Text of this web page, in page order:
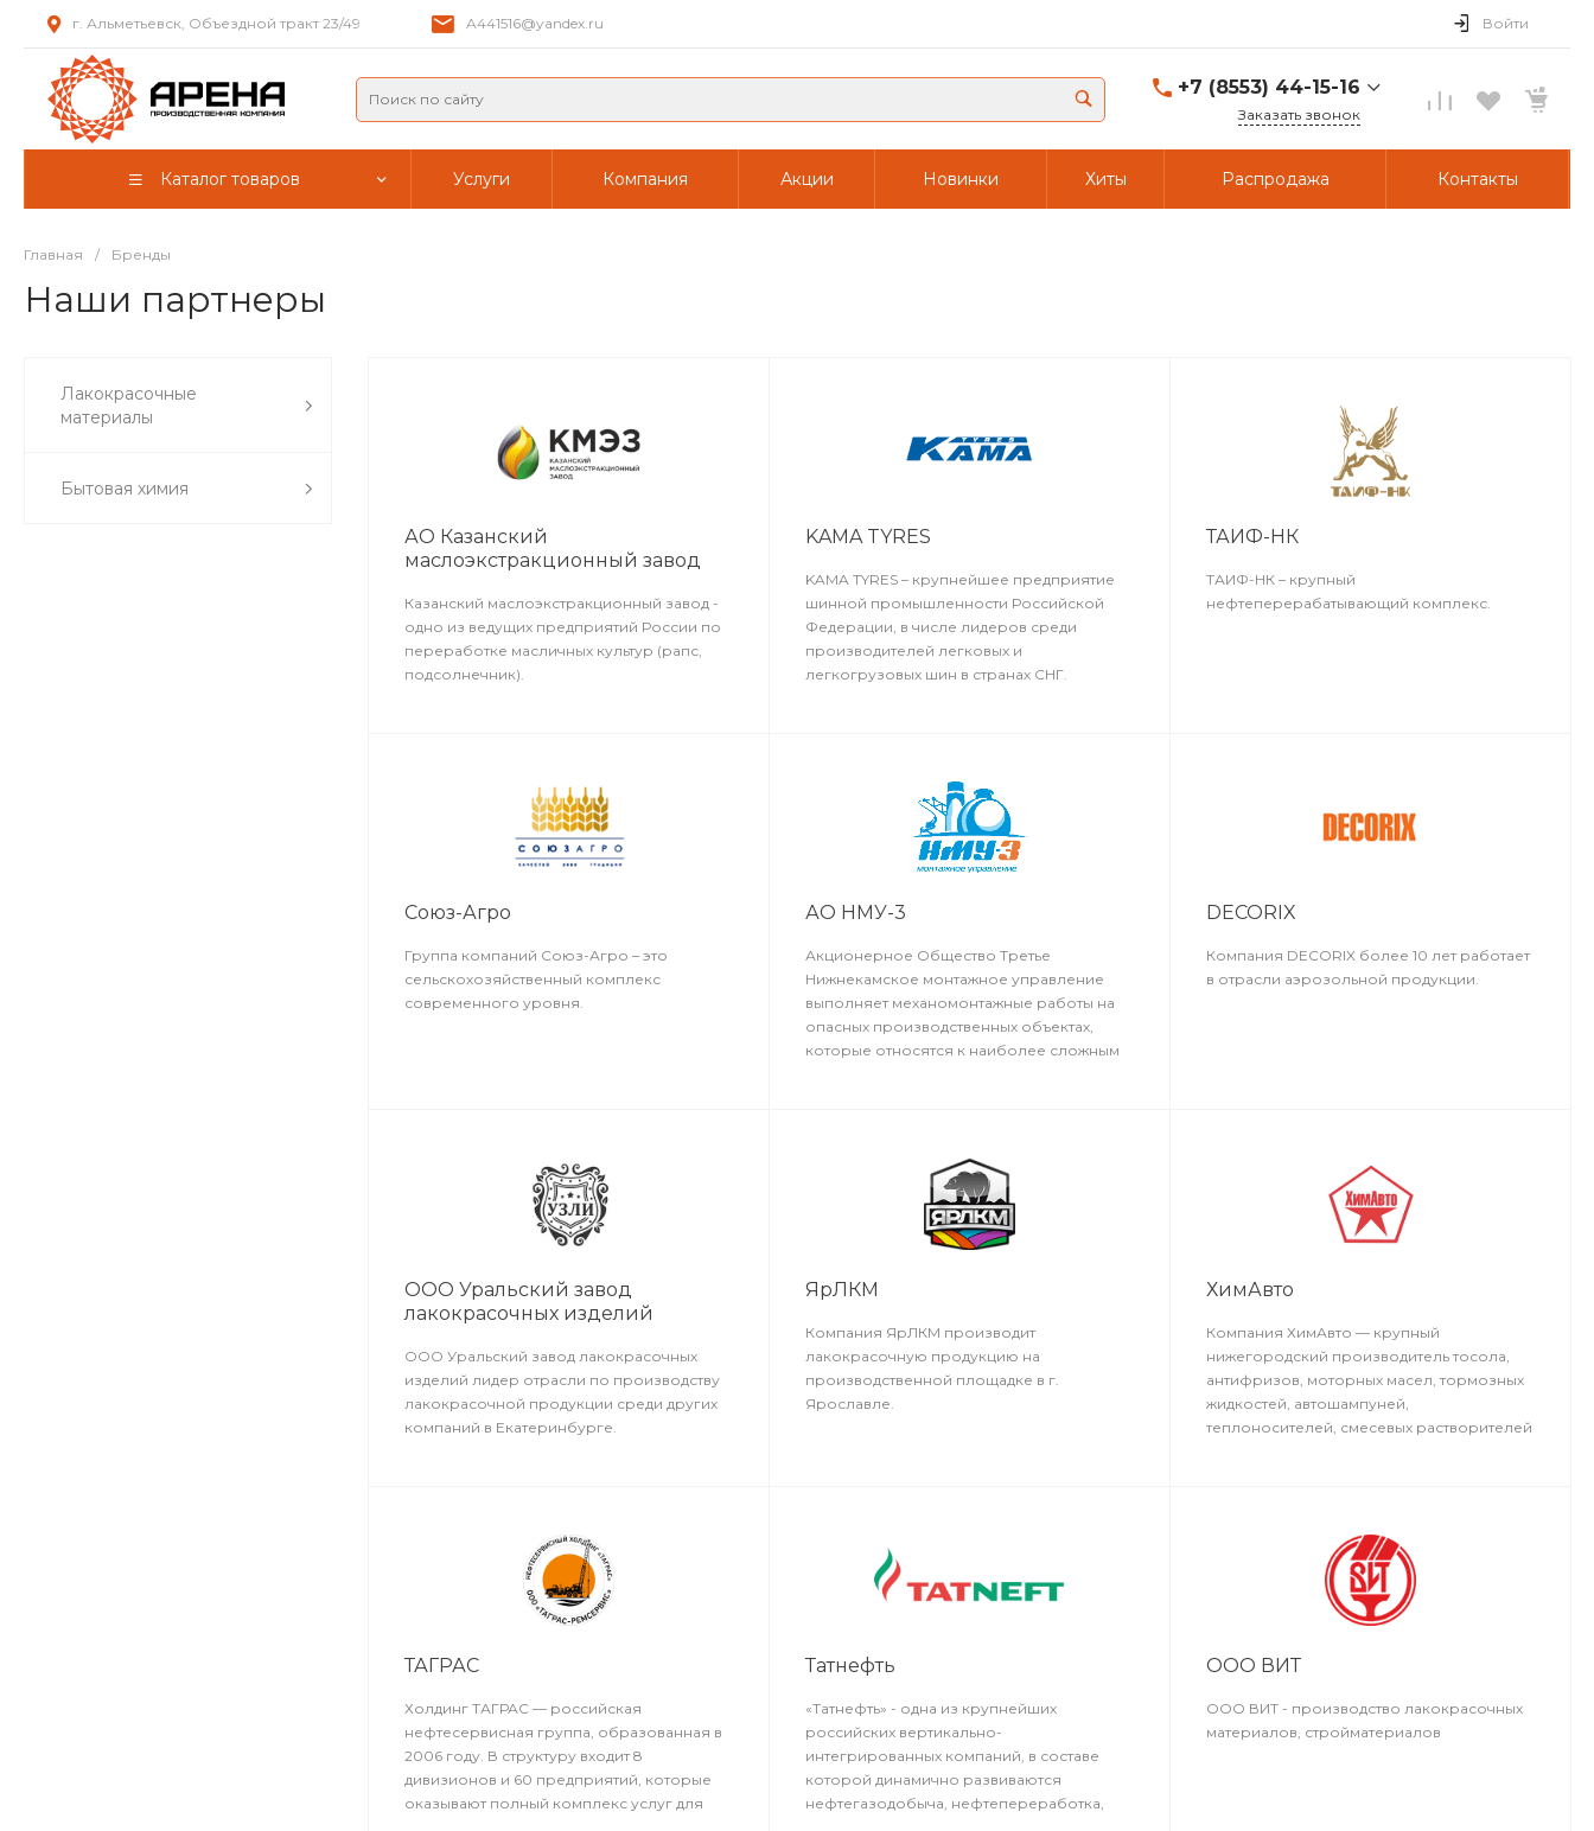
г. Альметьевск, Объездной тракт 23/49 A441516@yandex.ru Войти
+7 (8553) 44-15-16
г. Альметьевск,
+7 (8553) 44-15-16
Пн-Пт: 8:00 - 17:00 Cб-
A441516@yandex.ru
Заказать звонок
Каталог товаров Услуги Компания Акции Новинки Хиты Распродажа Контакты
Главная / Бренды
Наши партнеры
Лакокрасочные
материалы
Бытовая химия
АО Казанский
маслоэкстракционный завод
Казанский маслоэкстракционный завод -
одно из ведущих предприятий России по
переработке масличных культур (рапс,
подсолнечник).
KAMA TYRES
KAMA TYRES – крупнейшее предприятие
шинной промышленности Российской
Федерации, в числе лидеров среди
производителей легковых и
легкогрузовых шин в странах СНГ.
ТАИФ-НК
ТАИФ-НК – крупный
нефтеперерабатывающий комплекс.
Союз-Агро
Группа компаний Союз-Агро – это
сельскохозяйственный комплекс
современного уровня.
АО НМУ-3
Акционерное Общество Третье
Нижнекамское монтажное управление
выполняет механомонтажные работы на
опасных производственных объектах,
которые относятся к наиболее сложным
DECORIX
Компания DECORIX более 10 лет работает
в отрасли аэрозольной продукции.
ООО Уральский завод
лакокрасочных изделий
ООО Уральский завод лакокрасочных
изделий лидер отрасли по производству
лакокрасочной продукции среди других
компаний в Екатеринбурге.
ЯрЛКМ
Компания ЯрЛКМ производит
лакокрасочную продукцию на
производственной площадке в г.
Ярославле.
ХимАвто
Компания ХимАвто — крупный
нижегородский производитель тосола,
антифризов, моторных масел, тормозных
жидкостей, автошампуней,
теплоносителей, смесевых растворителей
ТАГРАС
Холдинг ТАГРАС — российская
нефтесервисная группа, образованная в
2006 году. В структуру входит 8
дивизионов и 60 предприятий, которые
оказывают полный комплекс услуг для
Татнефть
«Татнефть» - одна из крупнейших
российских вертикально-
интегрированных компаний, в составе
которой динамично развиваются
нефтегазодобыча, нефтепереработка,
ООО ВИТ
ООО ВИТ - производство лакокрасочных
материалов, стройматериалов